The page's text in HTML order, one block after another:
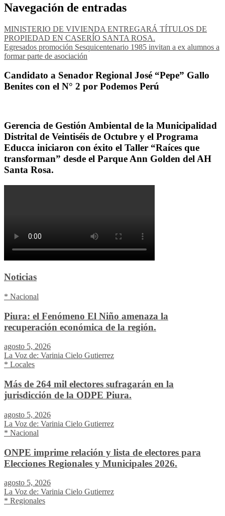
Navegación de entradas
MINISTERIO DE VIVIENDA ENTREGARÁ TÍTULOS DE
PROPIEDAD EN CASERÍO SANTA ROSA.
Egresados promoción Sesquicentenario 1985 invitan a ex alumnos a
formar parte de asociación
Candidato a Senador Regional José “Pepe” Gallo
Benites con el N° 2 por Podemos Perú
Gerencia de Gestión Ambiental de la Municipalidad
Distrital de Veintiséis de Octubre y el Programa
Educca iniciaron con éxito el Taller “Raíces que
transforman” desde el Parque Ann Golden del AH
Santa Rosa.
Noticias
* Nacional
Piura: el Fenómeno El Niño amenaza la
recuperación económica de la región.
agosto 5, 2026
La Voz de: Varinia Cielo Gutierrez
* Locales
Más de 264 mil electores sufragarán en la
jurisdicción de la ODPE Piura.
agosto 5, 2026
La Voz de: Varinia Cielo Gutierrez
* Nacional
ONPE imprime relación y lista de electores para
Elecciones Regionales y Municipales 2026.
agosto 5, 2026
La Voz de: Varinia Cielo Gutierrez
* Regionales